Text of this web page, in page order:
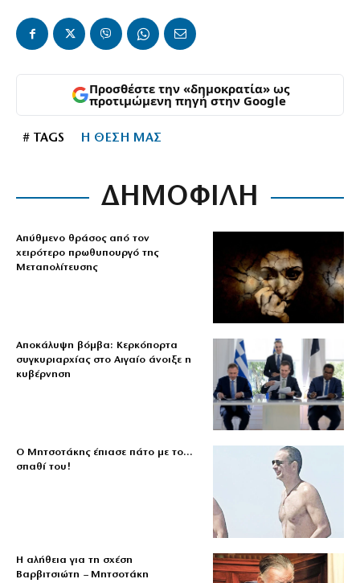
Προσθέστε την «δημοκρατία» ως
προτιμώμενη πηγή στην Google
# TAGS Η ΘΕΣΗ ΜΑΣ
ΔΗΜΟΦΙΛΗ
Απύθμενο θράσος από τον
χειρότερο πρωθυπουργό της
Μεταπολίτευσης
Αποκάλυψη βόμβα: Κερκόπορτα
συγκυριαρχίας στο Αιγαίο άνοιξε η
κυβέρνηση
Ο Μητσοτάκης έπιασε πάτο με το…
σπαθί του!
Η αλήθεια για τη σχέση
Βαρβιτσιώτη – Μητσοτάκη